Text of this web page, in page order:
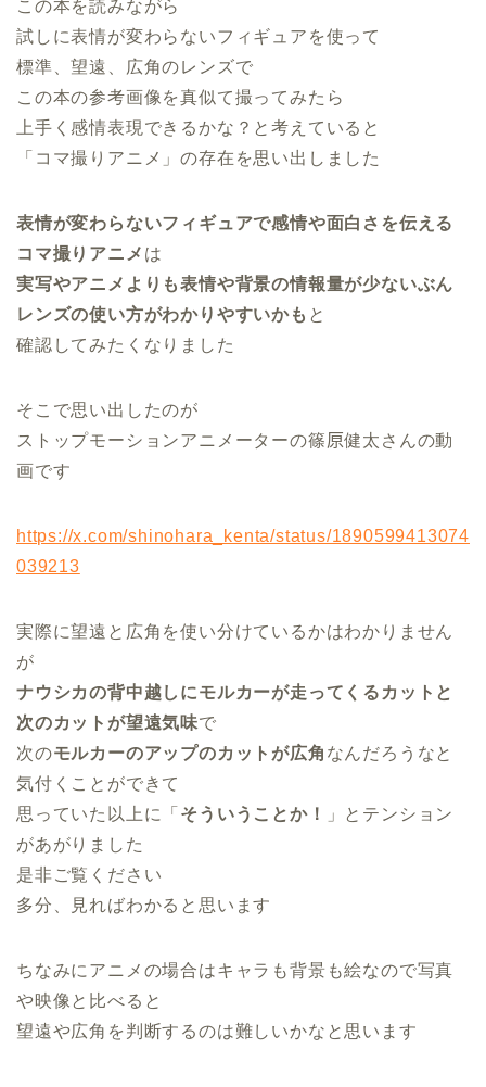
この本を読みながら
試しに表情が変わらないフィギュアを使って
標準、望遠、広角のレンズで
この本の参考画像を真似て撮ってみたら
上手く感情表現できるかな？と考えていると
「コマ撮りアニメ」の存在を思い出しました
表情が変わらないフィギュアで感情や面白さを伝える
コマ撮りアニメ は
実写やアニメよりも表情や背景の情報量が少ないぶん
レンズの使い方がわかりやすいかも と
確認してみたくなりました
そこで思い出したのが
ストップモーションアニメーターの篠𠩤健太さんの動
画です
https://x.com/shinohara_kenta/status/1890599413074
039213
実際に望遠と広角を使い分けているかはわかりません
が
ナウシカの背中越しにモルカーが走ってくるカットと
次のカットが望遠気味で
次のモルカーのアップのカットが広角 なんだろうなと
気付くことができて
思っていた以上に「 そういうことか！
」とテンション
があがりました
是非ご覧ください
多分、見ればわかると思います
ちなみにアニメの場合はキャラも背景も絵なので写真
や映像と比べると
望遠や広角を判断するのは難しいかなと思います